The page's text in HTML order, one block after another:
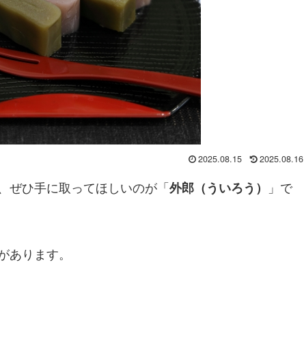
2025.08.15 2025.08.16
ぜひ手に取ってほしいのが「外郎（ういろう）
」で
ります。